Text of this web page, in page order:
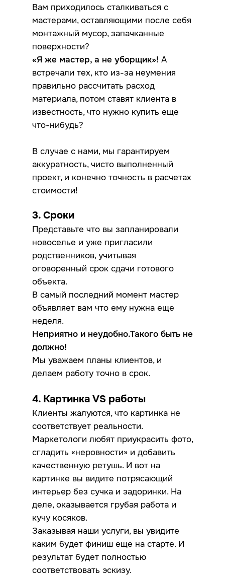
Вам приходилось сталкиваться с
мастерами, оставляющими после себя
монтажный мусор, запачканные
поверхности?
«Я же мастер, а не уборщик»! А
встречали тех, кто из-за неумения
правильно рассчитать расход
материала, потом ставят клиента в
известность, что нужно купить еще
что-нибудь?
В случае с нами, мы гарантируем
аккуратность, чисто выполненный
проект, и конечно точность в расчетах
стоимости!
Представьте что вы запланировали
новоселье и уже пригласили
родственников, учитывая
оговоренный срок сдачи готового
объекта.
В самый последний момент мастер
объявляет вам что ему нужна еще
неделя.
Неприятно и неудобно.Такого быть не
должно!
Мы уважаем планы клиентов, и
делаем работу точно в срок.
3. Сроки
Клиенты жалуются, что картинка не
соответствует реальности.
Маркетологи любят приукрасить фото,
сгладить «неровности» и добавить
качественную ретушь. И вот на
картинке вы видите потрясающий
интерьер без сучка и задоринки. На
деле, оказывается грубая работа и
кучу косяков.
Заказывая наши услуги, вы увидите
каким будет финиш еще на старте. И
результат будет полностью
соответствовать эскизу.
4. Картинка VS работы